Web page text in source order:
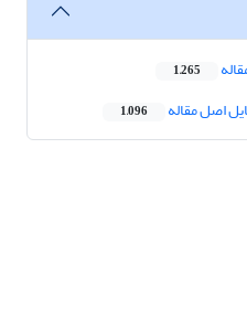
1,265
اصل مقاله 1,096